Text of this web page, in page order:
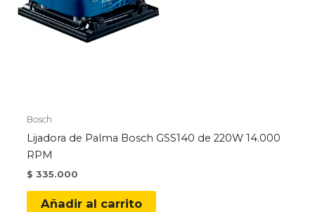
Bosch
Lijadora de Palma Bosch GSS140 de 220W 14.000
RPM
$ 335.000
Añadir al carrito